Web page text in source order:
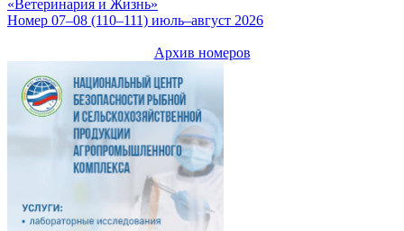
«Ветеринария и Жизнь»
Номер 07–08 (110–111) июль–август 2026
Архив номеров